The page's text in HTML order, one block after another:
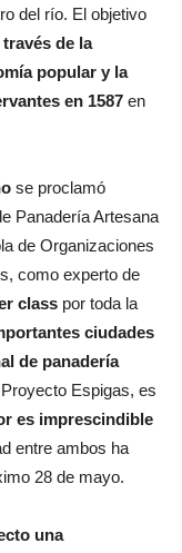
del río. El objetivo
de la
popular y la
en 1587 en
se proclamó
Panadería Artesana
de Organizaciones
como experto de
class por toda la
ciudades
de panadería
Espigas, es
es imprescindible
entre ambos ha
28 de mayo.
una